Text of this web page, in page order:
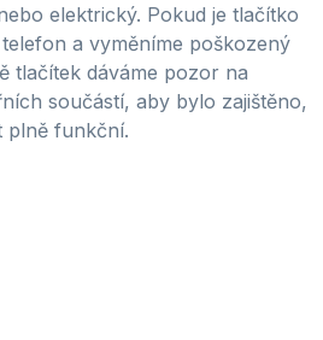
elektrický. Pokud je tlačítko
a vyměníme poškozený
tlačítek dáváme pozor na
součástí, aby bylo zajištěno,
plně funkční.